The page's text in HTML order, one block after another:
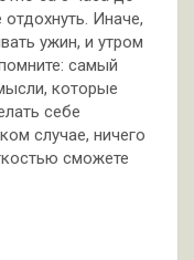
Иначе,
ужин, и утром
самый
которые
себе
случае, ничего
сможете